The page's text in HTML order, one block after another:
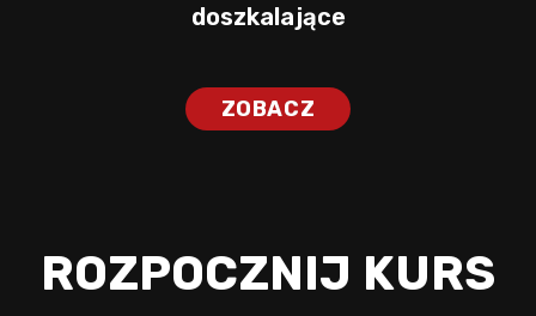
doszkalające
ZOBACZ
ROZPOCZNIJ KURS